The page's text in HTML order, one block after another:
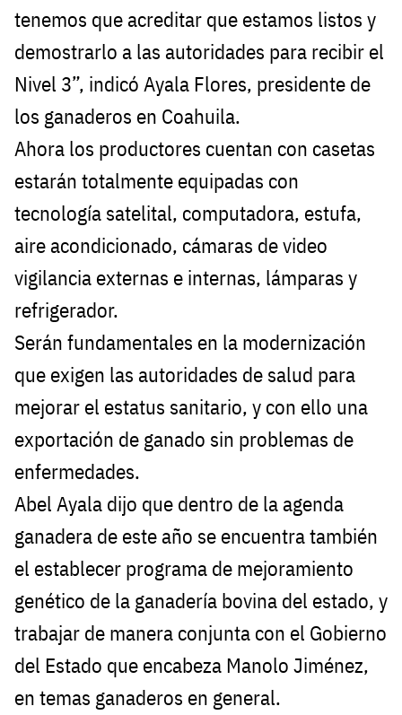
tenemos que acreditar que estamos listos y
demostrarlo a las autoridades para recibir el
Nivel 3”, indicó Ayala Flores, presidente de
los ganaderos en Coahuila.
Ahora los productores cuentan con casetas
estarán totalmente equipadas con
tecnología satelital, computadora, estufa,
aire acondicionado, cámaras de video
vigilancia externas e internas, lámparas y
refrigerador.
Serán fundamentales en la modernización
que exigen las autoridades de salud para
mejorar el estatus sanitario, y con ello una
exportación de ganado sin problemas de
enfermedades.
Abel Ayala dijo que dentro de la agenda
ganadera de este año se encuentra también
el establecer programa de mejoramiento
genético de la ganadería bovina del estado, y
trabajar de manera conjunta con el Gobierno
del Estado que encabeza Manolo Jiménez,
en temas ganaderos en general.